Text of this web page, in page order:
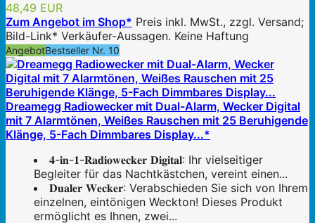
48,49 EUR
Zum Angebot im Shop* Preis inkl. MwSt., zzgl. Versand;
Bild-Link* Verkäufer-Aussagen. Keine Haftung
AngebotBestseller Nr. 10
Dreamegg Radiowecker mit Dual-Alarm, Wecker Digital
mit 7 Alarmtönen, Weißes Rauschen mit 25 Beruhigende
Klänge, 5-Fach Dimmbares Display...*
𝟒-𝐢𝐧-𝟏-𝐑𝐚𝐝𝐢𝐨𝐰𝐞𝐜𝐤𝐞𝐫 𝐃𝐢𝐠𝐢𝐭𝐚𝐥: Ihr vielseitiger
Begleiter für das Nachtkästchen, vereint einen...
𝐃𝐮𝐚𝐥𝐞𝐫 𝐖𝐞𝐜𝐤𝐞𝐫: Verabschieden Sie sich von Ihrem
einzelnen, eintönigen Weckton! Dieses Produkt
ermöglicht es Ihnen, zwei...